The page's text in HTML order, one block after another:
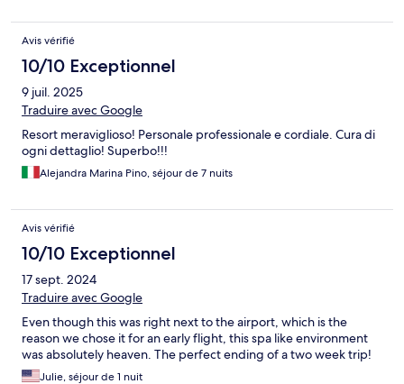
Avis vérifié
10/10 Exceptionnel
9 juil. 2025
Traduire avec Google
Resort meraviglioso! Personale professionale e cordiale. Cura di
ogni dettaglio! Superbo!!!
Alejandra Marina Pino, séjour de 7 nuits
Avis vérifié
10/10 Exceptionnel
17 sept. 2024
Traduire avec Google
Even though this was right next to the airport, which is the
reason we chose it for an early flight, this spa like environment
was absolutely heaven. The perfect ending of a two week trip!
Julie, séjour de 1 nuit